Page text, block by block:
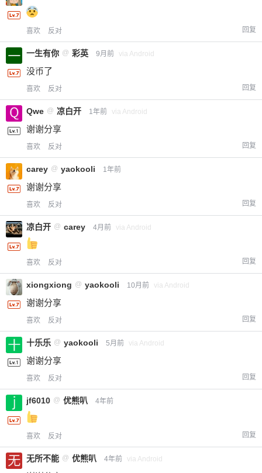
喜欢 反对 回复
一生有你 @ 彩英 9月前 via Android
没币了
喜欢 反对 回复
Qwe @ 凉白开 1年前 via Android
谢谢分享
喜欢 反对 回复
carey @ yaokooli 1年前
谢谢分享
喜欢 反对 回复
凉白开 @ carey 4月前 via Android
喜欢 反对 回复
xiongxiong @ yaokooli 10月前 via Android
谢谢分享
喜欢 反对 回复
十乐乐 @ yaokooli 5月前 via Android
谢谢分享
喜欢 反对 回复
jf6010 @ 优熊叭 4年前
喜欢 反对 回复
无所不能 @ 优熊叭 4年前 via Android